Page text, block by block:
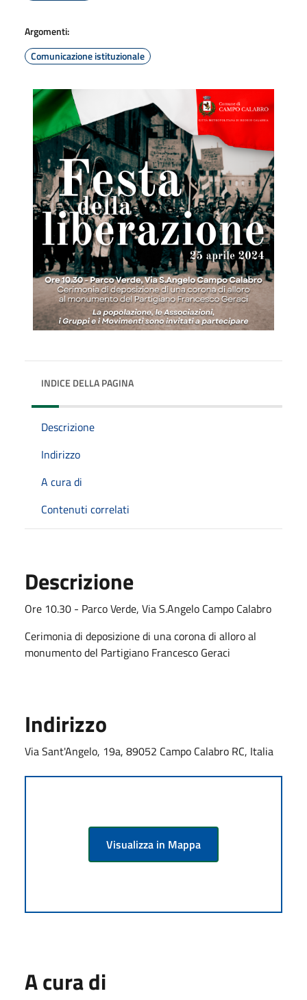
Argomenti:
Comunicazione istituzionale
INDICE DELLA PAGINA
Descrizione
Indirizzo
A cura di
Contenuti correlati
Descrizione
Ore 10.30 - Parco Verde, Via S.Angelo Campo Calabro
Cerimonia di deposizione di una corona di alloro al
monumento del Partigiano Francesco Geraci
Indirizzo
Via Sant'Angelo, 19a, 89052 Campo Calabro RC, Italia
Visualizza in Mappa
A cura di